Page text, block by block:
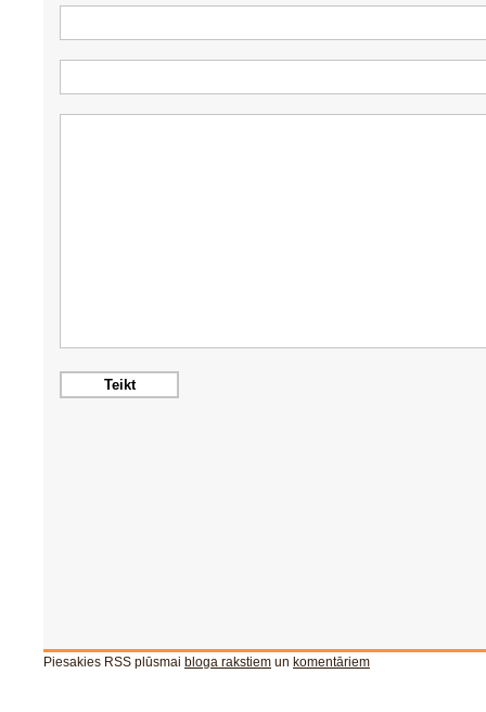
Piesakies RSS plūsmai bloga rakstiem un komentāriem